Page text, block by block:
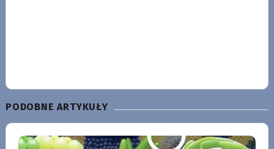
PODOBNE ARTYKUŁY